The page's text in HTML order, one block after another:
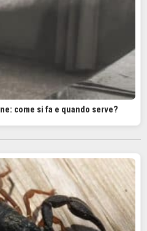
come si fa e quando serve?